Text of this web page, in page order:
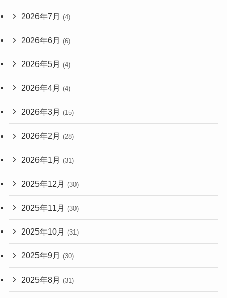
2026年7月 (4)
2026年6月 (6)
2026年5月 (4)
2026年4月 (4)
2026年3月 (15)
2026年2月 (28)
2026年1月 (31)
2025年12月 (30)
2025年11月 (30)
2025年10月 (31)
2025年9月 (30)
2025年8月 (31)